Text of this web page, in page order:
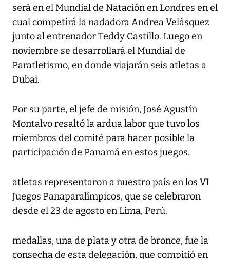
será en el Mundial de Natación en Londres en el
cual competirá la nadadora Andrea Velásquez
junto al entrenador Teddy Castillo. Luego en
noviembre se desarrollará el Mundial de
Paratletismo, en donde viajarán seis atletas a
Dubai.
Por su parte, el jefe de misión, José Agustín
Montalvo resaltó la ardua labor que tuvo los
miembros del comité para hacer posible la
participación de Panamá en estos juegos.
atletas representaron a nuestro país en los VI
Juegos Panaparalímpicos, que se celebraron
desde el 23 de agosto en Lima, Perú.
medallas, una de plata y otra de bronce, fue la
consecha de esta delegación, que compitió en